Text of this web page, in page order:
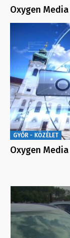
Oxygen
GYŐR - KÖZÉLET
Oxygen